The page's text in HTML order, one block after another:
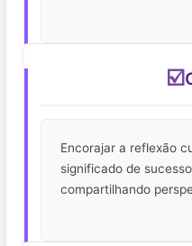
☑️
Encorajar a reflexão
significado de
compartilhando